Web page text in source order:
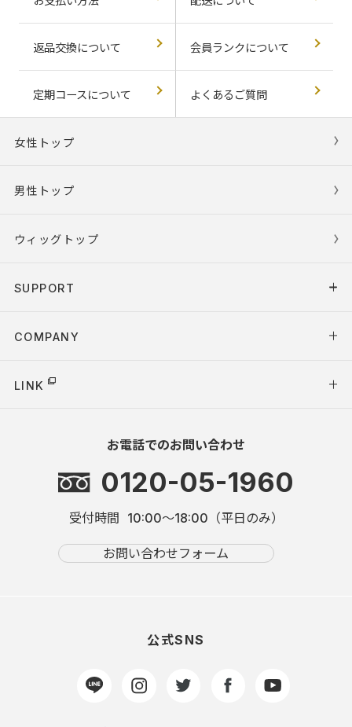
返品交換について 会員ランクについて
定期コースについて よくあるご質問
女性トップ
男性トップ
ウィッグトップ
SUPPORT
COMPANY
LINK
お電話でのお問い合わせ
0120-05-1960
受付時間 10:00～18:00（平日のみ）
お問い合わせフォーム
公式SNS